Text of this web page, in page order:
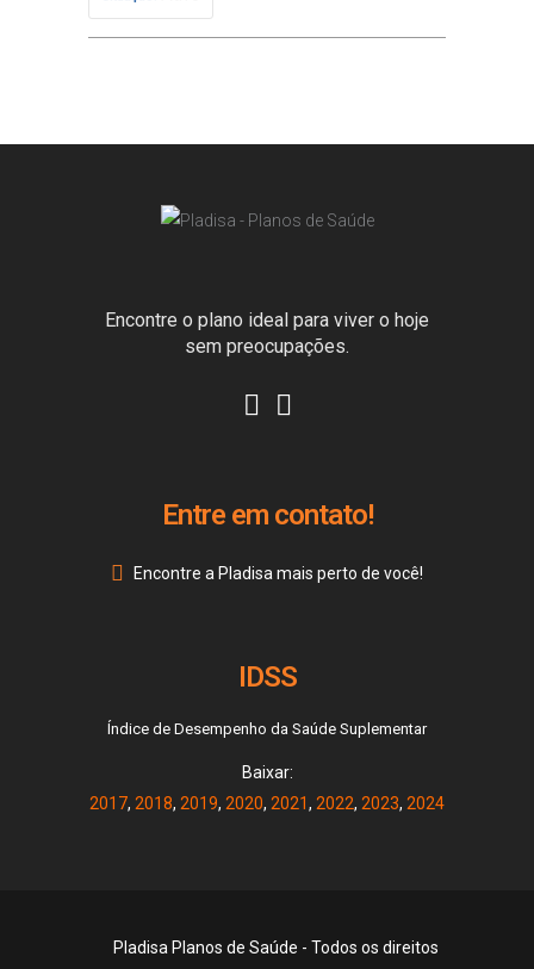
Encontre o plano ideal para viver o hoje
sem preocupações.
Entre em contato!
Encontre a Pladisa mais perto de você!
IDSS
Índice de Desempenho da Saúde Suplementar
Baixar:
2017, 2018, 2019, 2020, 2021, 2022, 2023, 2024
Pladisa Planos de Saúde - Todos os direitos